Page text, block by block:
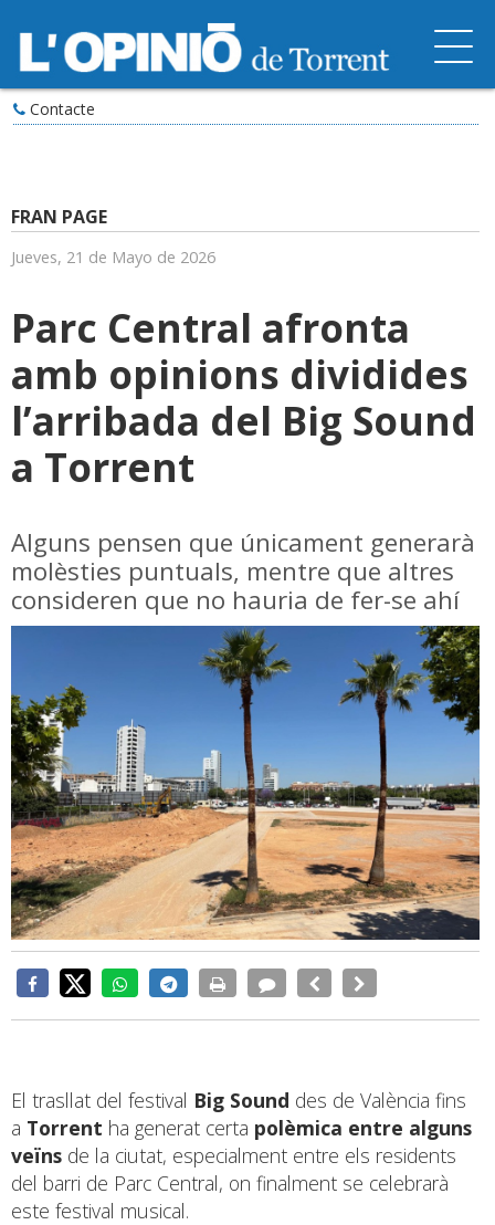
Contacte
FRAN PAGE
Jueves, 21 de Mayo de 2026
Parc Central afronta
amb opinions dividides
l’arribada del Big Sound
a Torrent
Alguns pensen que únicament generarà
molèsties puntuals, mentre que altres
consideren que no hauria de fer-se ahí
El trasllat del festival Big Sound des de València fins
a Torrent ha generat certa polèmica entre alguns
veïns de la ciutat, especialment entre els residents
del barri de Parc Central, on finalment se celebrarà
este festival musical.